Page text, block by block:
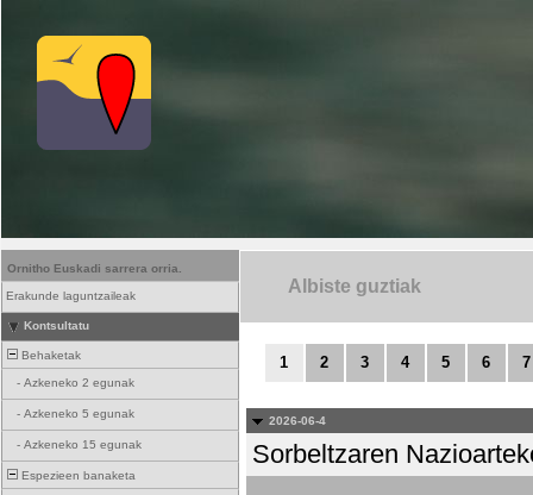
Ornitho Euskadi sarrera orria.
Erakunde laguntzaileak
Kontsultatu
Behaketak
- Azkeneko 2 egunak
- Azkeneko 5 egunak
- Azkeneko 15 egunak
Espezieen banaketa
Albiste guztiak
1 2 3 4 5 6 7
2026-06-4
Sorbeltzaren